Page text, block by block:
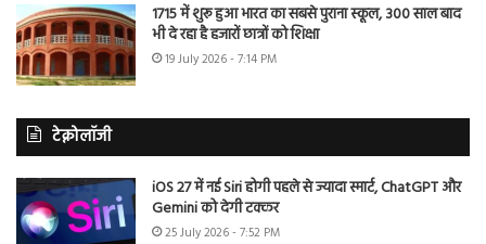
1715 में शुरू हुआ भारत का सबसे पुराना स्कूल, 300 साल बाद
भी दे रहा है हजारों छात्रों को शिक्षा
19 July 2026 - 7:14 PM
टेक्नोलॉजी
iOS 27 में नई Siri होगी पहले से ज्यादा स्मार्ट, ChatGPT और
Gemini को देगी टक्कर
25 July 2026 - 7:52 PM